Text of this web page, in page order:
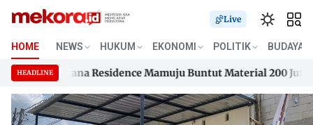
Skip
Live
HOME NEWS HUKUM EKONOMI POLITIK BUDAYA
HEADLINE Residence Mamuju Buntut Material 200 Juta
Residence Mamuju Buntut Material 200 Juta